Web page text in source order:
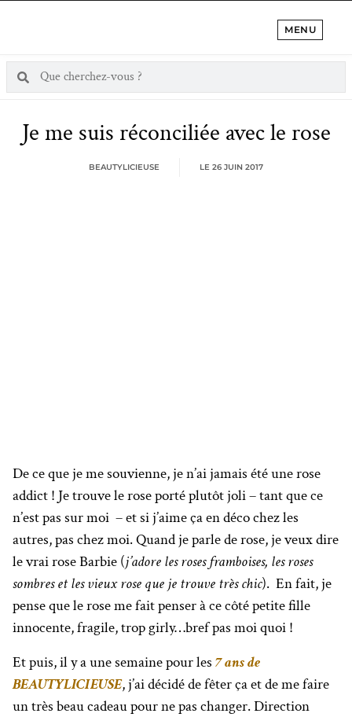
MENU
Je me suis réconciliée avec le rose
BEAUTYLICIEUSE LE 26 JUIN 2017
De ce que je me souvienne, je n’ai jamais été une rose
addict ! Je trouve le rose porté plutôt joli – tant que ce
n’est pas sur moi – et si j’aime ça en déco chez les
autres, pas chez moi. Quand je parle de rose, je veux dire
le vrai rose Barbie (j’adore les roses framboises, les roses
sombres et les vieux rose que je trouve très chic). En fait, je
pense que le rose me fait penser à ce côté petite fille
innocente, fragile, trop girly…bref pas moi quoi !
Et puis, il y a une semaine pour les 7 ans de
BEAUTYLICIEUSE, j’ai décidé de fêter ça et de me faire
un très beau cadeau pour ne pas changer. Direction